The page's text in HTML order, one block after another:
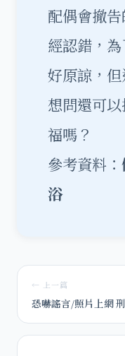
配偶會撤
經認錯，
好原諒，
想問還可
福嗎？
參考資料：
浴
← 上一篇
恐嚇謠言/照片上網